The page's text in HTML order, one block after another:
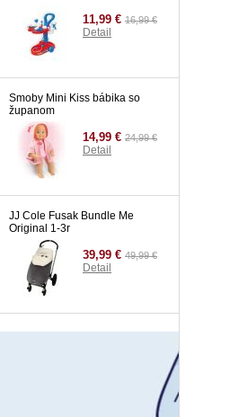
11,99 € 16,99 €
Detail
Smoby Mini Kiss bábika so
županom
14,99 € 24,99 €
Detail
JJ Cole Fusak Bundle Me
Original 1-3r
39,99 € 49,99 €
Detail